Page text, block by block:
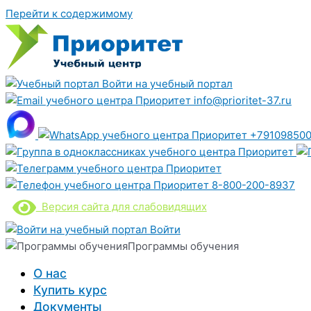
Перейти к содержимому
Войти на учебный портал
info@prioritet-37.ru
8-800-200-8937
Версия сайта для слабовидящих
Войти
Программы обучения
О нас
Купить курс
Документы